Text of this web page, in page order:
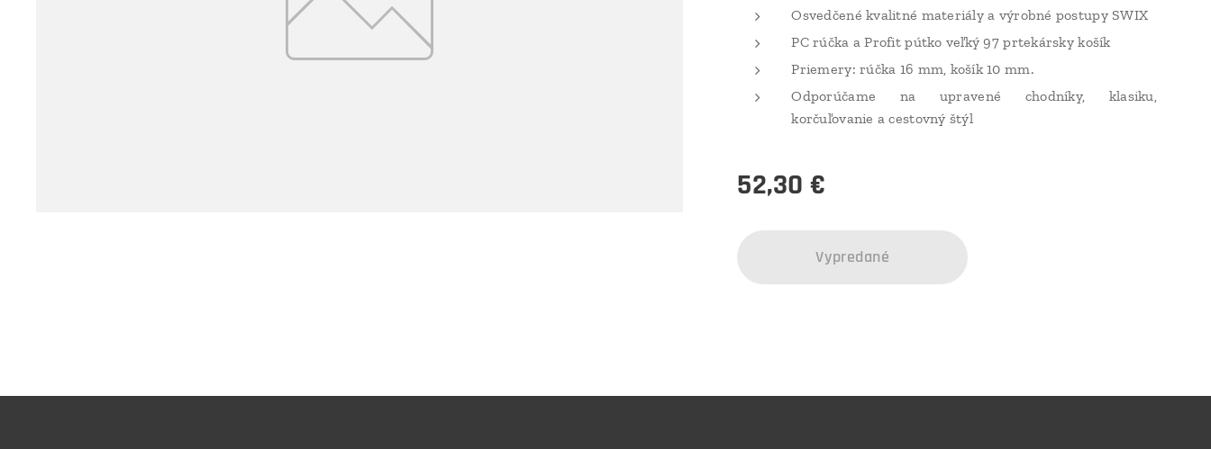
Osvedčené kvalitné materiály a výrobné postupy SWIX
PC rúčka a Profit pútko veľký 97 prtekársky košík
Priemery: rúčka 16 mm, košík 10 mm.
Odporúčame na upravené chodníky, klasiku,
korčuľovanie a cestovný štýl
52,30 €
Vypredané